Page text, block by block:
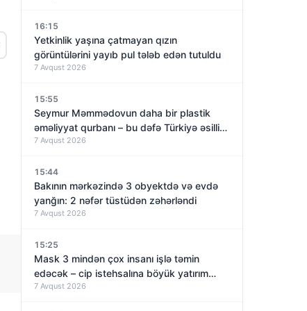
16:15
Yetkinlik yaşına çatmayan qızın
görüntülərini yayıb pul tələb edən tutuldu
7 Avqust 2026
15:55
Seymur Məmmədovun daha bir plastik
əməliyyat qurbanı – bu dəfə Türkiyə əsilli
qadın
7 Avqust 2026
15:44
Bakının mərkəzində 3 obyektdə və evdə
yanğın: 2 nəfər tüstüdən zəhərləndi
7 Avqust 2026
15:25
Mask 3 mindən çox insanı işlə təmin
edəcək – cip istehsalına böyük yatırım
qoyur
7 Avqust 2026